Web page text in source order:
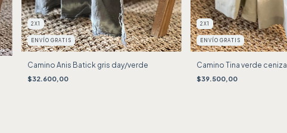
2X1
ENVÍO GRATIS
Camino Anis Batick gris day/verde
$32.600,00
2X1
ENVÍO GRATIS
Camino Tina verde ceniza
$39.500,00